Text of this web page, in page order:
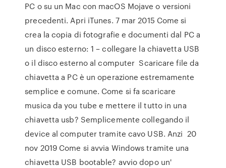
PC o su un Mac con macOS Mojave o versioni
precedenti. Apri iTunes. 7 mar 2015 Come si
crea la copia di fotografie e documenti dal PC a
un disco esterno: 1 – collegare la chiavetta USB
o il disco esterno al computer Scaricare file da
chiavetta a PC è un operazione estremamente
semplice e comune. Come si fa scaricare
musica da you tube e mettere il tutto in una
chiavetta usb? Semplicemente collegando il
device al computer tramite cavo USB. Anzi 20
nov 2019 Come si avvia Windows tramite una
chiavetta USB bootable? avvio dopo un'